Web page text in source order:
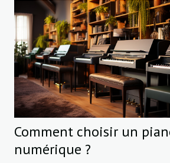
Comment choisir un
numérique ?